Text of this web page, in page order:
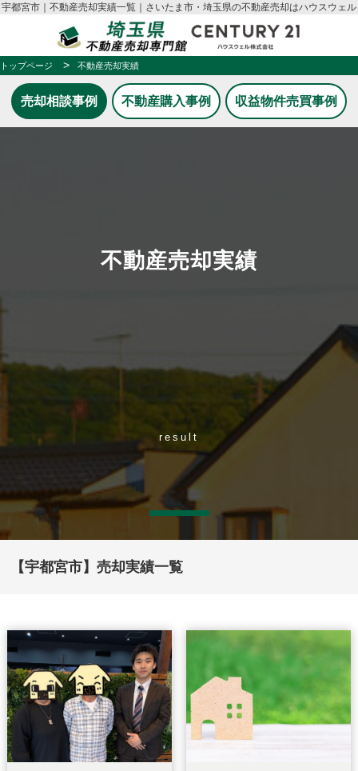
宇都宮市｜不動産売却実績一覧｜さいたま市・埼玉県の不動産売却はハウスウェル
トップページ 不動産売却実績
売却相談事例 不動産購入事例 収益物件売買事例
不動産売却実績
result
【宇都宮市】売却実績一覧